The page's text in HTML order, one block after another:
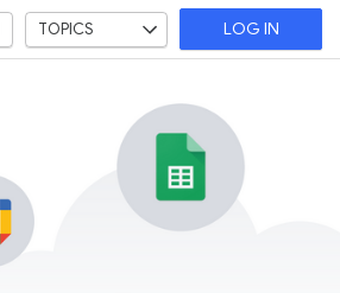
TOPICS LOG IN